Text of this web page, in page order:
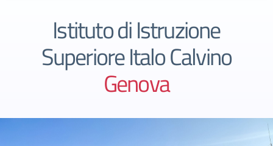
Istituto di Istruzione
Superiore Italo Calvino
Genova